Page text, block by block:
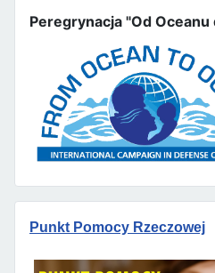
Peregrynacja "Od Oceanu
Punkt Pomocy Rzeczowej